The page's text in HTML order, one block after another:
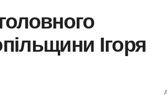
Ігоря